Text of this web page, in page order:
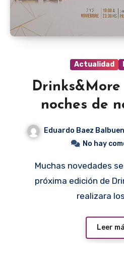
Actualidad
noches de
Eduardo Baez
No hay
Muchas novedades se anuncian para la
próxima edición de
realizara
Leer